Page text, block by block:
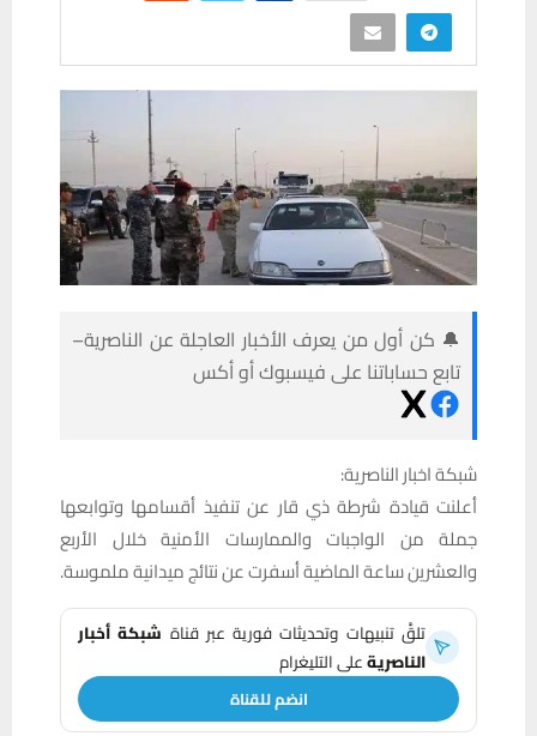
🔔 كن أول من يعرف الأخبار العاجلة عن الناصرية–
تابع حساباتنا على فيسبوك أو أكس
شبكة اخبار الناصرية:
أعلنت قيادة شرطة ذي قار عن تنفيذ أقسامها وتوابعها
جملة من الواجبات والممارسات الأمنية خلال الأربع
والعشرين ساعة الماضية أسفرت عن نتائج ميدانية ملموسة.
تلقَّ تنبيهات وتحديثات فورية عبر قناة شبكة أخبار
الناصريةعلى التليغرام
انضم للقناة